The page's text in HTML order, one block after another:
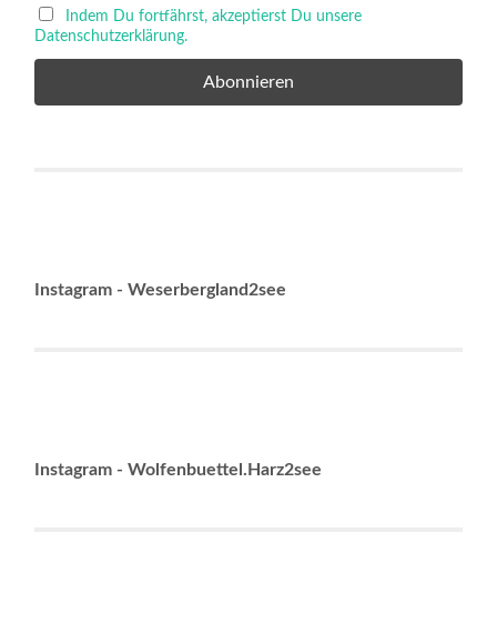
Indem Du fortfährst, akzeptierst Du unsere
Datenschutzerklärung.
Instagram - Weserbergland2see
Instagram - Wolfenbuettel.Harz2see